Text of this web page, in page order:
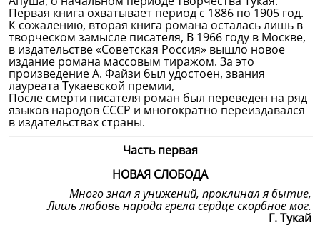
Первая книга охватывает период с 1886 по 1905 год.
К сожалению, вторая книга романа осталась лишь в
творческом замысле писателя, В 1966 году в Москве,
в издательстве «Советская Россия» вышло новое
издание романа массовым тиражом. За это
произведение А. Файзи был удостоен, звания
лауреата Тукаевской премии,
После смерти писателя роман был переведен на ряд
языков народов СССР и многократно переиздавался
в издательствах страны.
Часть первая
НОВАЯ СЛОБОДА
Много знал я унижений, проклинал я бытие,
Лишь любовь народа грела сердце скорбное мог.
Г. Тукай